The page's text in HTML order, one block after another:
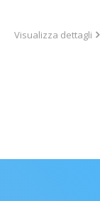
Visualizza dettagli